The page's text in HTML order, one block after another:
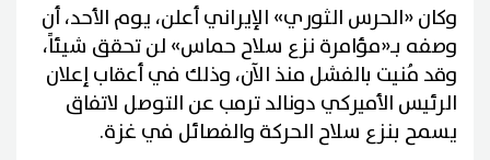
وكان «الحرس الثوري» الإيراني أعلن، يوم الأحد، أن
وصفه بـ«مؤامرة نزع سلاح حماس» لن تحقق شيئاً،
وقد مُنيت بالفشل منذ الآن، وذلك في أعقاب إعلان
الرئيس الأميركي دونالد ترمب عن التوصل لاتفاق
يسمح بنزع سلاح الحركة والفصائل في غزة.